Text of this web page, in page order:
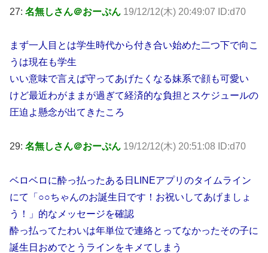
27: 名無しさん＠おーぷん 19/12/12(木) 20:49:07 ID:d70
まず一人目とは学生時代から付き合い始めた二つ下で向こ
うは現在も学生
いい意味で言えば守ってあげたくなる妹系で顔も可愛い
けど最近わがままが過ぎて経済的な負担とスケジュールの
圧迫よ懸念が出てきたころ
29: 名無しさん＠おーぷん 19/12/12(木) 20:51:08 ID:d70
ベロベロに酔っ払ったある日LINEアプリのタイムライン
にて「○○ちゃんのお誕生日です！お祝いしてあげましょ
う！」的なメッセージを確認
酔っ払ってたわいは年単位で連絡とってなかったその子に
誕生日おめでとうラインをキメてしまう